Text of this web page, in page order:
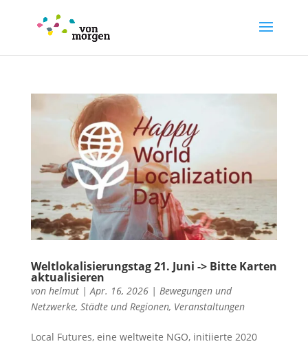
Weltlokalisierungstag 21. Juni -> Bitte Karten
aktualisieren
von helmut| Apr. 16, 2026| Bewegungen und
Netzwerke, Städte und Regionen, Veranstaltungen
Local Futures, eine weltweite NGO, initiierte 2020